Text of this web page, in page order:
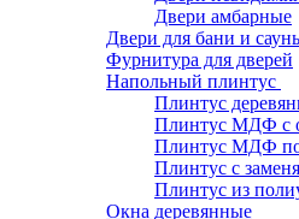
Двери амбарные
Двери для бани и
Фурнитура для дверей
Напольный плинтус
Плинтус
Плинтус МДФ с
Плинтус МДФ
Плинтус с
Плинтус из
Окна деревянные